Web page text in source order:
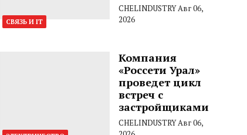
СВЯЗЬ И IT
CHELINDUSTRYАвг 06,
2026
Компания
«Россети Урал»
проведет цикл
встреч с
застройщиками
CHELINDUSTRYАвг 06,